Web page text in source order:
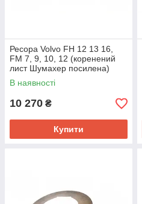
Ресора Volvo FH 12 13 16,
FM 7, 9, 10, 12 (коренений
лист Шумахер посилена)
вантажні
В наявності
10 270 ₴
Купити